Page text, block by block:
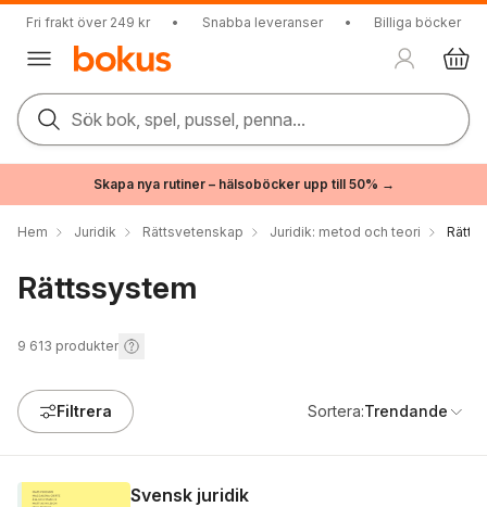
Fri frakt över 249 kr • Snabba leveranser • Billiga böcker
Sök bok, spel, pussel, penna...
Skapa nya rutiner – hälsoböcker upp till 50% →
Hem Juridik Rättsvetenskap Juridik: metod och teori
Rättssystem
9 613 produkter
Filtrera Sortera:Trendande
Svensk juridik